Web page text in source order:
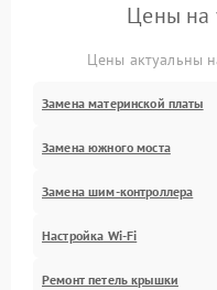
Цены на
Цены актуальны
Замена материнской платы
Замена южного моста
Замена шим-контроллера
Настройка Wi-Fi
Ремонт петель крышки